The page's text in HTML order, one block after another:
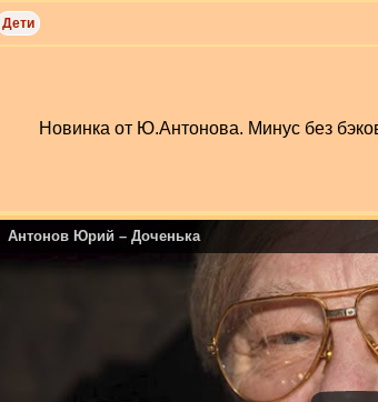
Дети
Новинка от Ю.Антонова. Минус без
Антонов Юрий – Доченька